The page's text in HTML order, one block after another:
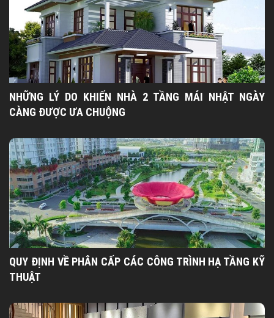
NHỮNG LÝ DO KHIẾN NHÀ 2 TẦNG MÁI NHẬT NGÀY
CÀNG ĐƯỢC ƯA CHUỘNG
QUY ĐỊNH VỀ PHÂN CẤP CÁC CÔNG TRÌNH HẠ TẦNG KỸ
THUẬT